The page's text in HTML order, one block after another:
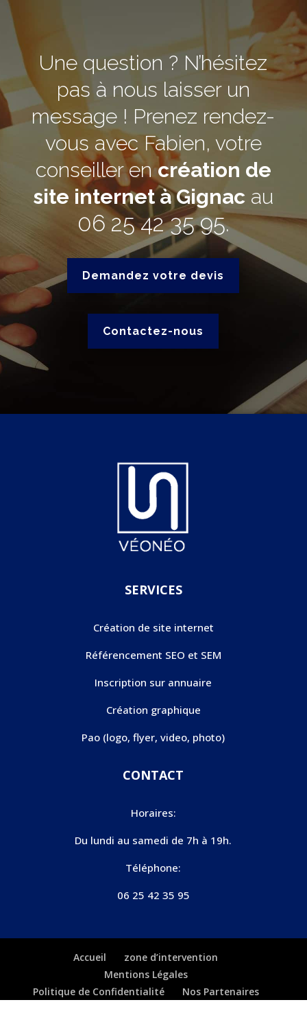
Une question ? N’hésitez
pas à nous laisser un
message ! Prenez rendez-
vous avec Fabien, votre
conseiller encréation de
site internet à Gignac au
06 25 42 35 95.
Demandez votre devis
Contactez-nous
SERVICES
Création de site internet
Référencement SEO et SEM
Inscription sur annuaire
Création graphique
Pao (logo, flyer, video, photo)
CONTACT
Horaires:
Du lundi au samedi de 7h à 19h.
Téléphone:
06 25 42 35 95
Accueil
zone d’intervention
Mentions Légales
Politique de Confidentialité
Nos Partenaires